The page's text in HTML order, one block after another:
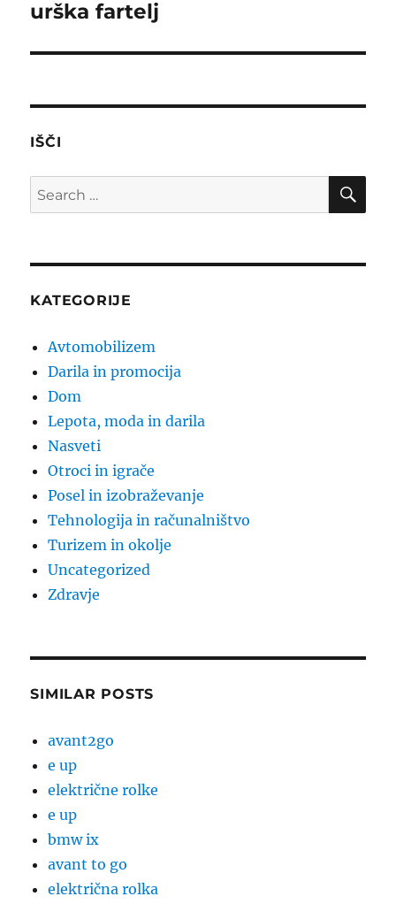
Next
urška fartelj
IŠČI
Search
for:
KATEGORIJE
Avtomobilizem
Darila in promocija
Dom
Lepota, moda in darila
Nasveti
Otroci in igrače
Posel in izobraževanje
Tehnologija in računalništvo
Turizem in okolje
Uncategorized
Zdravje
SIMILAR POSTS
avant2go
e up
električne rolke
e up
bmw ix
avant to go
električna rolka